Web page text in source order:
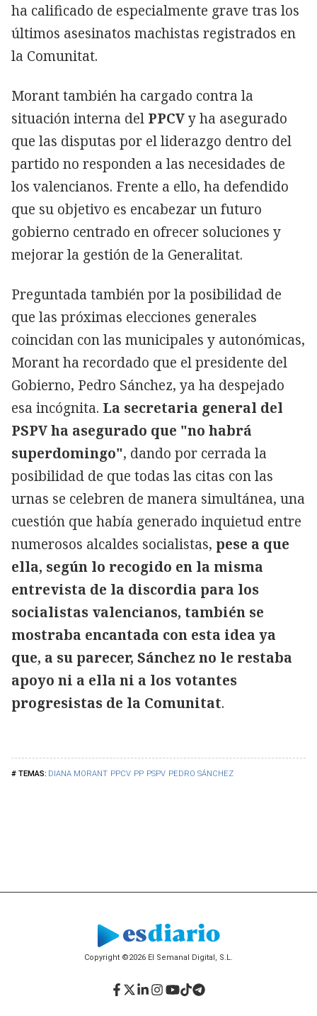
DIANA MORANT PPCV PP PSPV PEDRO SÁNCHEZ
ha calificado de especialmente grave tras los
últimos asesinatos machistas registrados en
la Comunitat.
Morant también ha cargado contra la
situación interna del PPCVy ha asegurado
que las disputas por el liderazgo dentro del
partido no responden a las necesidades de
los valencianos. Frente a ello, ha defendido
que su objetivo es encabezar un futuro
gobierno centrado en ofrecer soluciones y
mejorar la gestión de la Generalitat.
Preguntada también por la posibilidad de
que las próximas elecciones generales
coincidan con las municipales y autonómicas,
Morant ha recordado que el presidente del
Gobierno, Pedro Sánchez, ya ha despejado
esa incógnita. La secretaria general del
PSPV ha asegurado que "no habrá
superdomingo", dando por cerrada la
posibilidad de que todas las citas con las
urnas se celebren de manera simultánea, una
cuestión que había generado inquietud entre
numerosos alcaldes socialistas, pese a que
ella, según lo recogido en la misma
entrevista de la discordia para los
socialistas valencianos, también se
mostraba encantada con esta idea ya
que, a su parecer, Sánchez no le restaba
apoyo ni a ella ni a los votantes
progresistas de la Comunitat.
Copyright ©2026 El Semanal Digital, S.L.
Facebook
Twitter
LinkedIn
Instagram
YouTube
TikTok
Telegram